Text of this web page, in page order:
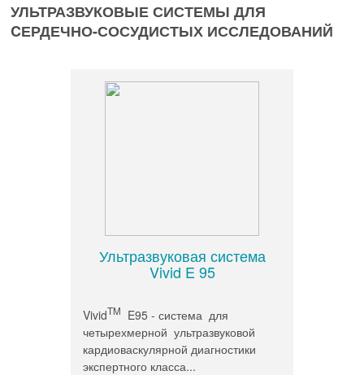
УЛЬТРАЗВУКОВЫЕ СИСТЕМЫ ДЛЯ
CЕРДЕЧНО-СОСУДИСТЫХ ИССЛЕДОВАНИЙ
Ультразвуковая система
Vivid E 95
VividTM
E95 - система для
четырехмерной ультразвуковой
кардиоваскулярной диагностики
экспертного класса...